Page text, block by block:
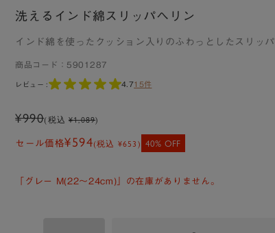
洗えるインド綿スリッパヘリン
インド綿を使ったクッション入りのふわっとしたスリッパ
商品コード： 5901287
レビュー : 4.715件
¥990(税込¥1,089)
セール価格¥594(税込 ¥653) 40% OFF
「グレー M(22～24cm)」の在庫がありません。